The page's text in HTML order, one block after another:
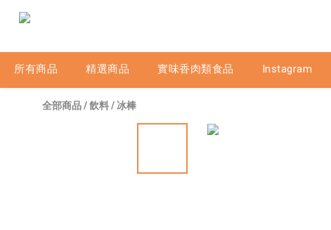
所有商品 精選商品 實味香肉類食品 Instagram
全部商品/飲料/ 冰棒